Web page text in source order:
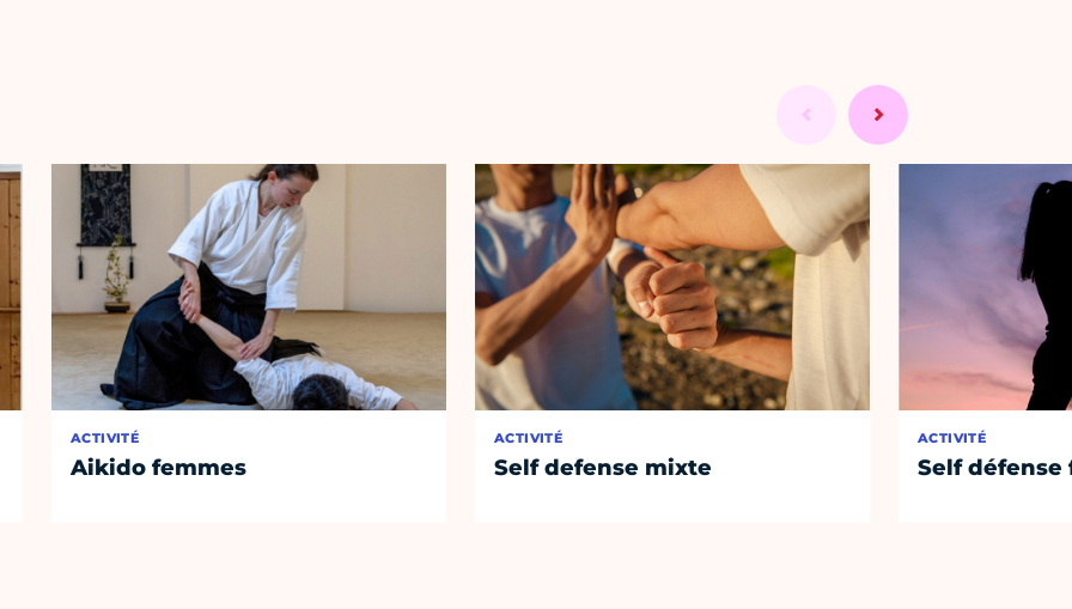
ACTIVITÉ
Aikido femmes
ACTIVITÉ
Self defense mixte
ACTIVITÉ
Self défense